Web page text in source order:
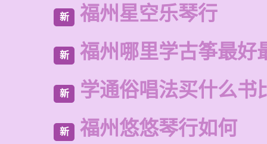
新 福州星空乐琴行
新 福州哪里学古筝最好
新 学通俗唱法买什么书
新 福州悠悠琴行如何